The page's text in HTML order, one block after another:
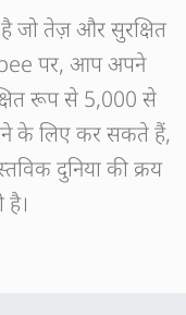
जो तेज़ और सुरक्षित
पर, आप अपने
रूप से 5,000 से
के लिए कर सकते हैं,
दुनिया की क्रय